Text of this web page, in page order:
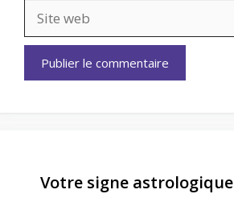
web
Votre signe astrologique